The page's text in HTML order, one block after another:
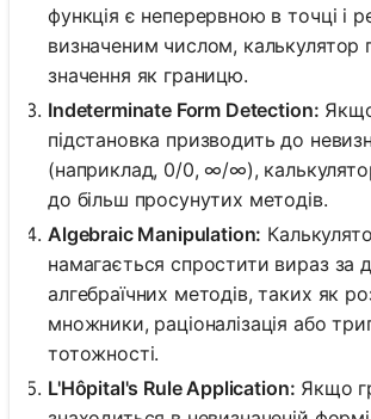
функція є неперервною в точці і
визначеним числом, калькулятор
значення як границю.
Indeterminate Form Detection:
підстановка призводить до
(наприклад, 0/0, ∞/∞),
до більш просунутих методів.
Algebraic Manipulation:
намагається спростити вираз за
алгебраїчних методів, таких як
множники, раціоналізація або
тотожності.
L'Hôpital's Rule Application: Якщо